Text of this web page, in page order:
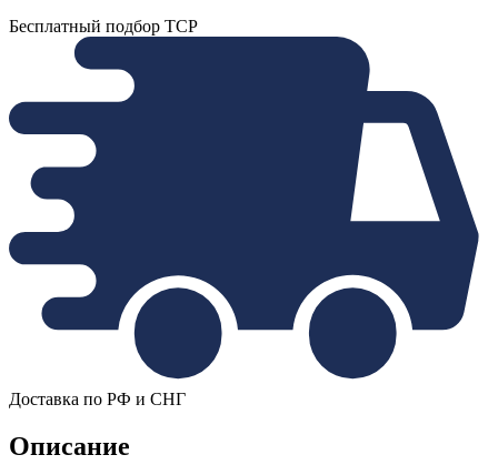
Бесплатный подбор ТСР
Доставка по РФ и СНГ
Описание